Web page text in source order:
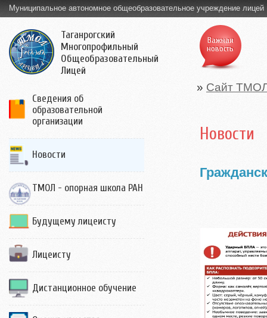
Муниципальное автономное общеобразовательное учреждение
Таганрогский
Многопрофильный
Общеобразовательный
Лицей
Сведения об
образовательной
организации
Новости
ТМОЛ - опорная школа РАН
Будущему лицеисту
Лицеисту
Дистанционное обучение
Важная
новость
» Сайт
Новости